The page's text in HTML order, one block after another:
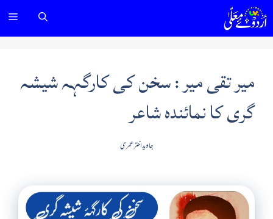
Skip
to
میر تقی میر : سخن کی کارگہہ شیشہ
گری کا نمائندہ شاعر
جاوید اختر عمری